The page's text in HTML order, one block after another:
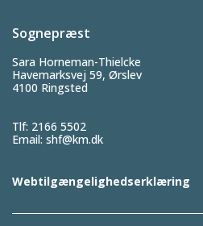
Sognepræst
Sara Horneman-Thielcke
Havemarksvej 59, Ørslev
4100 Ringsted
Tlf: 2166 5502
Email: shf@km.dk
Webtilgængelighedserklæring